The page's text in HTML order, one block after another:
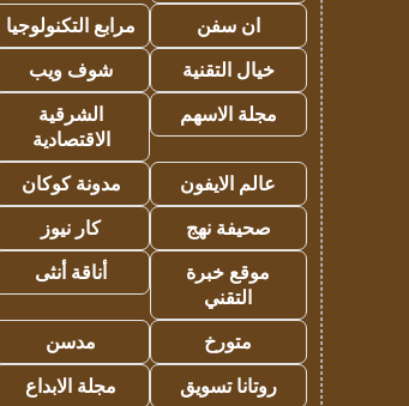
ان سفن
مرابع التكنولوجيا
خيال التقنية
شوف ويب
مجلة الاسهم
الشرقية
الاقتصادية
عالم الايفون
مدونة كوكان
صحيفة نهج
كار نيوز
موقع خبرة
التقني
أناقة أنثى
متورخ
مدسن
روتانا تسويق
مجلة الابداع